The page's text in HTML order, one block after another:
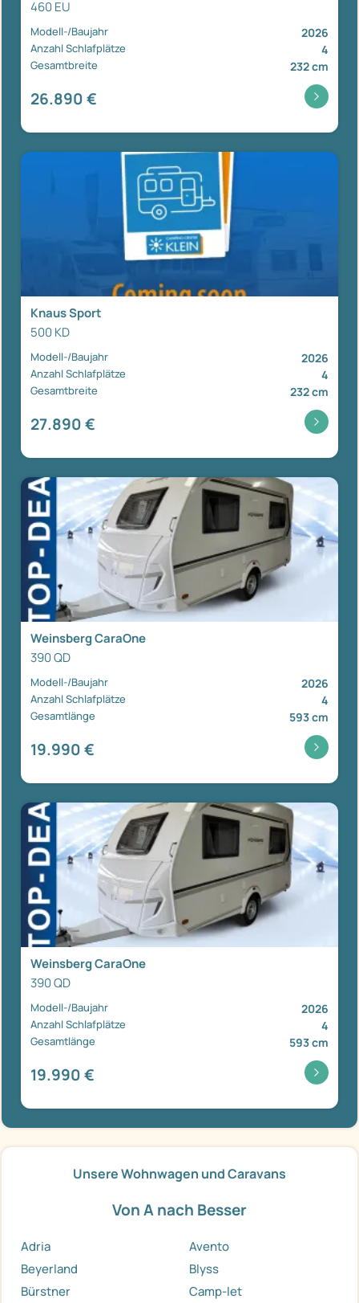
460 EU
Modell-/Baujahr 2026
Anzahl Schlafplätze 4
Gesamtbreite 232 cm
26.890 €
Knaus Sport
500 KD
Modell-/Baujahr 2026
Anzahl Schlafplätze 4
Gesamtbreite 232 cm
27.890 €
Weinsberg CaraOne
390 QD
Modell-/Baujahr 2026
Anzahl Schlafplätze 4
Gesamtlänge 593 cm
19.990 €
Weinsberg CaraOne
390 QD
Modell-/Baujahr 2026
Anzahl Schlafplätze 4
Gesamtlänge 593 cm
19.990 €
Unsere Wohnwagen und Caravans
Von A nach Besser
Adria
Avento
Beyerland
Blyss
Bürstner
Camp-let